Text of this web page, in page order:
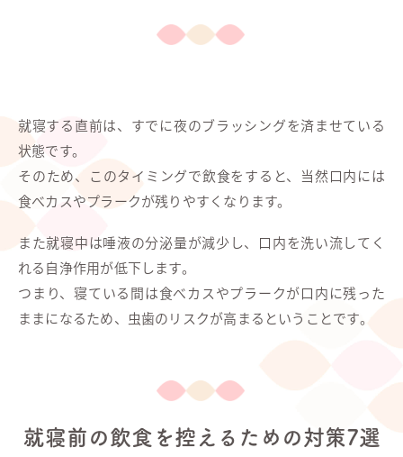
就寝する直前は、すでに夜のブラッシングを済ませている
状態です。
そのため、このタイミングで飲食をすると、当然口内には
食べカスやプラークが残りやすくなります。
また就寝中は唾液の分泌量が減少し、口内を洗い流してく
れる自浄作用が低下します。
つまり、寝ている間は食べカスやプラークが口内に残った
ままになるため、虫歯のリスクが高まるということです。
就寝前の飲食を控えるための対策7選